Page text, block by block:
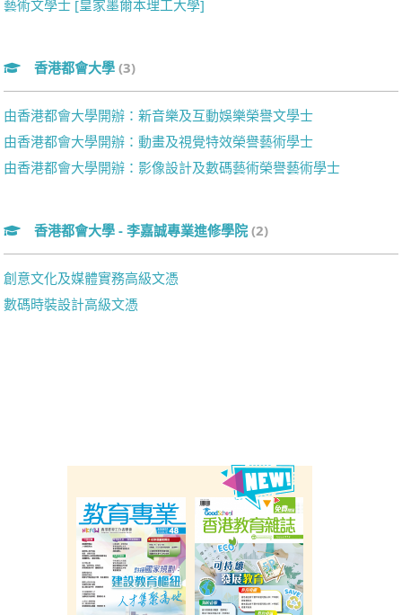
藝術文學士 [皇家墨爾本理工大學]
香港都會大學 (3)
由香港都會大學開辦：新音樂及互動娛樂榮譽文學士
由香港都會大學開辦：動畫及視覺特效榮譽藝術學士
由香港都會大學開辦：影像設計及數碼藝術榮譽藝術學士
香港都會大學 - 李嘉誠專業進修學院 (2)
創意文化及媒體實務高級文憑
數碼時裝設計高級文憑